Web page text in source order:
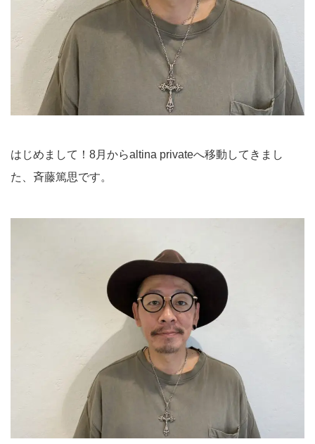
はじめまして！8月からaltina privateへ移動してきまし
た、斉藤篤思です。